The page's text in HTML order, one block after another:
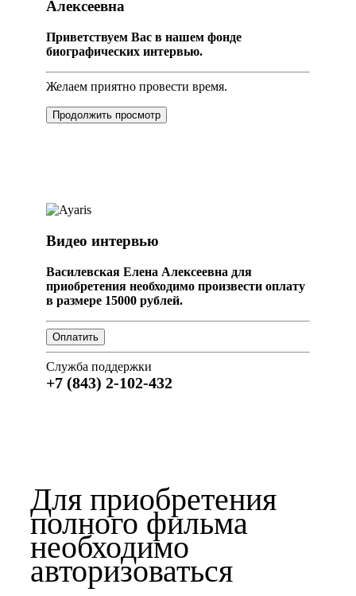
Алексеевна
Приветствуем Вас в нашем фонде
биографических интервью.
Желаем приятно провести время.
Продолжить просмотр
Видео интервью
Василевская Елена Алексеевна для
приобретения необходимо произвести оплату
в размере 15000 рублей.
Служба поддержки
+7 (843) 2-102-432
Для приобретения
полного фильма
необходимо
авторизоваться